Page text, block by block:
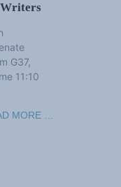
G37,
11:10
MORE …